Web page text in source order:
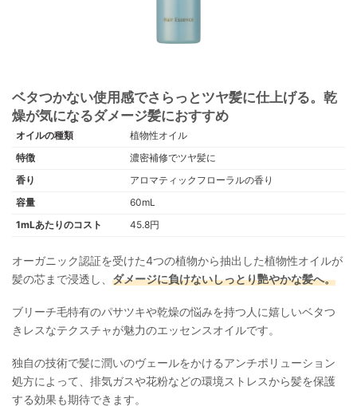
ベタつかない使用感でさらっとツヤ髪に仕上げる。乾
燥が気になるダメージ髪におすすめ
オイルの種類
植物性オイル
特徴
濃密補修でツヤ髪に
香り
アロマティックフローラルの香り
容量
60mL
1mLあたりのコスト
45.8円
オーガニック認証を受けた4つの植物から抽出した植物性オイルが
髪の芯まで浸透し、 ダメージに負けないしっとり艷やかな髪へ。
ブリーチ毛特有のパサツキや乾燥の悩みを持つ人に嬉しいベタつ
きレスなテクスチャが魅力のエッセンスオイルです。
独自の技術で髪に潤いのヴェールをかけるアンチポリューション
処方によって、排気ガスや花粉などの環境ストレスから髪を保護
する効果も期待できます。